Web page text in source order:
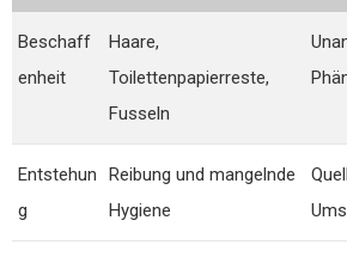
Beschaff
enheit
Haare,
Toilettenpapierreste,
Fusseln
Entstehun
g
Reibung und mangelnde
Hygiene